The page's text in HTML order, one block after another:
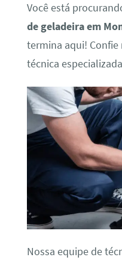
Você está
de geladeira em
termina aqui! Confie
técnica
Nossa equipe de